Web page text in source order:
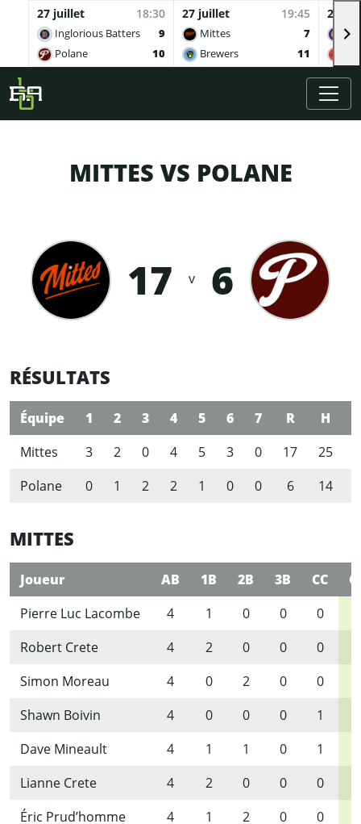
27 juillet 18:30
Inglorious Batters
9
Polane
10
27 juillet 19:45
Mittes
7
Brewers
11
27
Skip to main content
MITTES VS POLANE
17 v 6
RÉSULTATS
Équipe 1 2 3 4 5 6 7 R H
Mittes
3 2 0 4 5 3 0 17 25
Polane
0 1 2 2 1 0 0 6 14
MITTES
Joueur AB 1B 2B 3B CC
Pierre Luc Lacombe
4 1 0 0 0
Robert Crete
4 2 0 0 0
Simon Moreau
4 0 2 0 0
Shawn Boivin
4 0 0 0 1
Dave Mineault
4 1 1 0 1
Lianne Crete
4 2 0 0 0
Éric Prud’homme
4 1 2 0 0